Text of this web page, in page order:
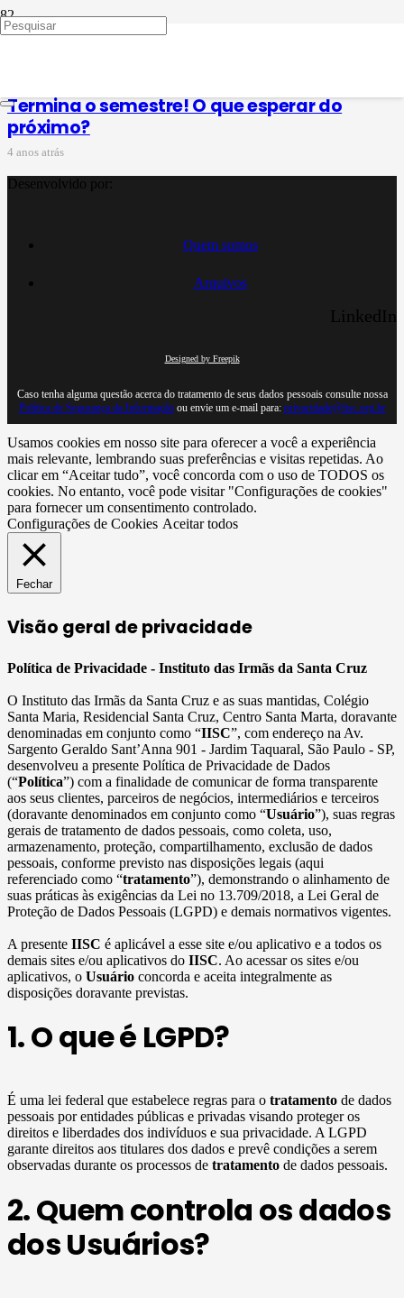
férias
Termina o semestre! O que esperar do
próximo?
4 anos atrás
Desenvolvido por:
Quem somos
Arquivos
LinkedIn
Designed by Freepik
Caso tenha alguma questão acerca do tratamento de seus dados pessoais consulte nossa
Política de Segurança da Informaçãoou envie um e-mail para: privacidade@iisc.org.br
Usamos cookies em nosso site para oferecer a você a experiência
mais relevante, lembrando suas preferências e visitas repetidas. Ao
clicar em “Aceitar tudo”, você concorda com o uso de TODOS os
cookies. No entanto, você pode visitar "Configurações de cookies"
para fornecer um consentimento controlado.
Configurações de Cookies Aceitar todos
Fechar
Visão geral de privacidade
Política de Privacidade - Instituto das Irmãs da Santa Cruz
O Instituto das Irmãs da Santa Cruz e as suas mantidas, Colégio
Santa Maria, Residencial Santa Cruz, Centro Santa Marta, doravante
denominadas em conjunto como “IISC”, com endereço na Av.
Sargento Geraldo Sant’Anna 901 - Jardim Taquaral, São Paulo - SP,
desenvolveu a presente Política de Privacidade de Dados
(“Política”) com a finalidade de comunicar de forma transparente
aos seus clientes, parceiros de negócios, intermediários e terceiros
(doravante denominados em conjunto como “Usuário”), suas regras
gerais de tratamento de dados pessoais, como coleta, uso,
armazenamento, proteção, compartilhamento, exclusão de dados
pessoais, conforme previsto nas disposições legais (aqui
referenciado como “tratamento”), demonstrando o alinhamento de
suas práticas às exigências da Lei no 13.709/2018, a Lei Geral de
Proteção de Dados Pessoais (LGPD) e demais normativos vigentes.
A presente IISC é aplicável a esse site e/ou aplicativo e a todos os
demais sites e/ou aplicativos do IISC. Ao acessar os sites e/ou
aplicativos, o Usuário concorda e aceita integralmente as
disposições doravante previstas.
1. O que é LGPD?
É uma lei federal que estabelece regras para o tratamento de dados
pessoais por entidades públicas e privadas visando proteger os
direitos e liberdades dos indivíduos e sua privacidade. A LGPD
garante direitos aos titulares dos dados e prevê condições a serem
observadas durante os processos de tratamento de dados pessoais.
2. Quem controla os dados
dos Usuários?